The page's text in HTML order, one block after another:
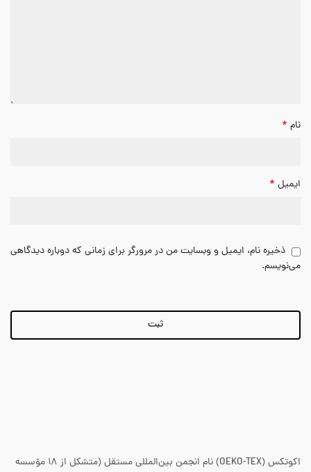
نام *
ایمیل *
ذخیره نام، ایمیل و وبسایت من در مرورگر برای زمانی که دوباره دیدگاهی
می‌نویسم.
اکوتکس (OEKO-TEX) نام انجمن بین‌المللی مستقل (متشکل از ۱۸ مؤسسه